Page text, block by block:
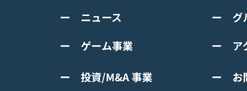
応援アプリ
バック・チャ
class="space"></
ース】 TVアニメーシ
ぼの なにしてる？』事
ー ニュース
ー ゲーム事業
ー 投資/M&A 事業
ー グ
ー ア
ー お